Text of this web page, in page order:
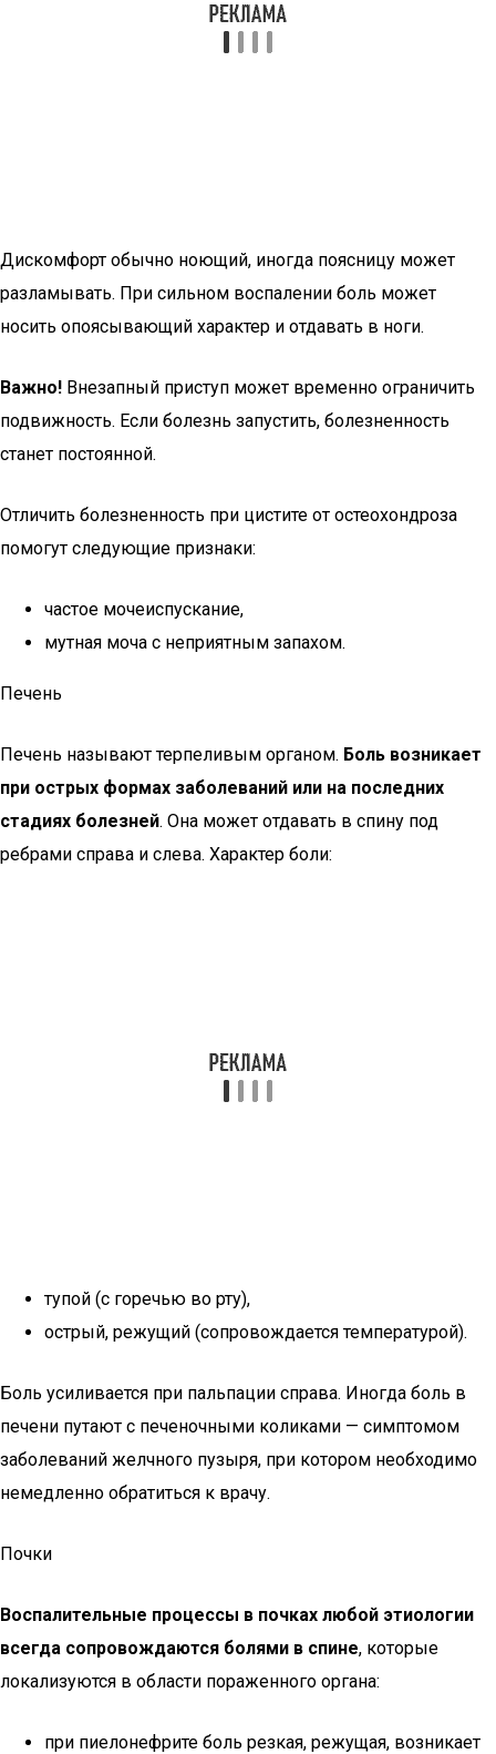
Дискомфорт обычно ноющий, иногда поясницу может
разламывать. При сильном воспалении боль может
носить опоясывающий характер и отдавать в ноги.
Важно! Внезапный приступ может временно ограничить
подвижность. Если болезнь запустить, болезненность
станет постоянной.
Отличить болезненность при цистите от остеохондроза
помогут следующие признаки:
частое мочеиспускание,
мутная моча с неприятным запахом.
Печень
Печень называют терпеливым органом. Боль возникает
при острых формах заболеваний или на последних
стадиях болезней. Она может отдавать в спину под
ребрами справа и слева. Характер боли:
тупой (с горечью во рту),
острый, режущий (сопровождается температурой).
Боль усиливается при пальпации справа. Иногда боль в
печени путают с печеночными коликами — симптомом
заболеваний желчного пузыря, при котором необходимо
немедленно обратиться к врачу.
Почки
Воспалительные процессы в почках любой этиологии
всегда сопровождаются болями в спине, которые
локализуются в области пораженного органа:
при пиелонефрите боль резкая, режущая, возникает